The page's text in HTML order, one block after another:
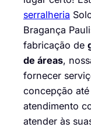
serralheria
Bragança
fabricação de
de áreas,
fornecer
concepção
atendimento
atender às